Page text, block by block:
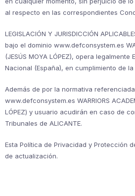
al respecto en las correspondientes
LEGISLACIÓN Y JURISDICCIÓN
bajo el dominio www.defconsystem.es
(JESÚS MOYA LÓPEZ), opera
Nacional (España), en cumplimiento de
Además de por la normativa
www.defconsystem.es WARRIORS
LÓPEZ) y usuario acudirán en caso de
Tribunales de ALICANTE.
Esta Política de Privacidad y Protección
de actualización.